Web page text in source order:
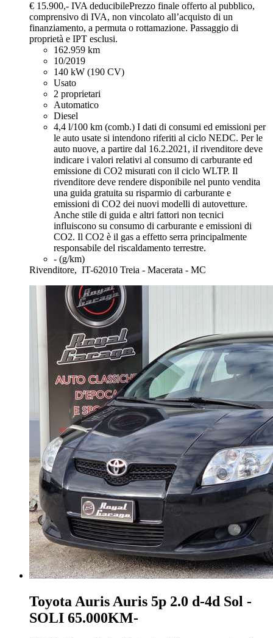
€ 15.900,- IVA deducibilePrezzo finale offerto al pubblico,
comprensivo di IVA, non vincolato all’acquisto di un
finanziamento, a permuta o rottamazione. Passaggio di
proprietà e IPT esclusi.
162.959 km
10/2019
140 kW (190 CV)
Usato
2 proprietari
Automatico
Diesel
4,4 l/100 km (comb.) I dati di consumi ed emissioni per
le auto usate si intendono riferiti al ciclo NEDC. Per le
auto nuove, a partire dal 16.2.2021, iI rivenditore deve
indicare i valori relativi al consumo di carburante ed
emissione di CO2 misurati con il ciclo WLTP. Il
rivenditore deve rendere disponibile nel punto vendita
una guida gratuita su risparmio di carburante e
emissioni di CO2 dei nuovi modelli di autovetture.
Anche stile di guida e altri fattori non tecnici
influiscono su consumo di carburante e emissioni di
CO2. Il CO2 è il gas a effetto serra principalmente
responsabile del riscaldamento terrestre.
- (g/km)
Rivenditore, IT-62010 Treia - Macerata - MC
Toyota Auris Auris 5p 2.0 d-4d Sol -
SOLI 65.000KM-